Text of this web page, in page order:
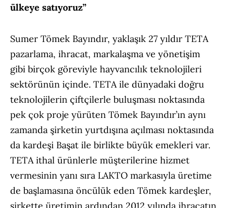
ülkeye satıyoruz”
Sumer Tömek Bayındır, yaklaşık 27 yıldır TETA
pazarlama, ihracat, markalaşma ve yönetişim
gibi birçok göreviyle hayvancılık teknolojileri
sektörünün içinde. TETA ile dünyadaki doğru
teknolojilerin çiftçilerle buluşması noktasında
pek çok proje yürüten Tömek Bayındır’ın aynı
zamanda şirketin yurtdışına açılması noktasında
da kardeşi Başat ile birlikte büyük emekleri var.
TETA ithal ürünlerle müşterilerine hizmet
vermesinin yanı sıra LAKTO markasıyla üretime
de başlamasına öncülük eden Tömek kardeşler,
şirkette üretimin ardından 2012 yılında ihracatın